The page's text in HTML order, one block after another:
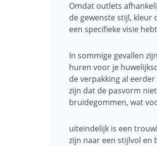
Omdat outlets
de gewenste stijl, kleur
een specifieke visie
In sommige gevallen
huren voor je
de verpakking al
zijn dat de pasvorm
bruidegommen, wat
uiteindelijk is een
zijn naar een stijlvol en